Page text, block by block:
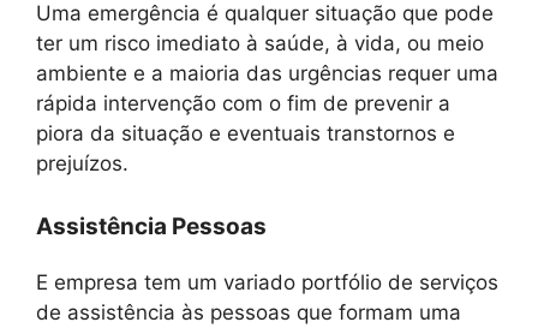
Uma emergência é qualquer situação que pode
ter um risco imediato à saúde, à vida, ou meio
ambiente e a maioria das urgências requer uma
rápida intervenção com o fim de prevenir a
piora da situação e eventuais transtornos e
prejuízos.
Assistência Pessoas
E empresa tem um variado portfólio de serviços
de assistência às pessoas que formam uma